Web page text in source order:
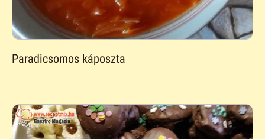
Paradicsomos káposzta